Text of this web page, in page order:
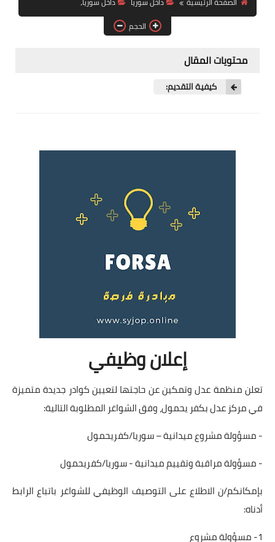
فرص عمل في العراق
فرص عمل في اليمن
الحجم
محتويات المقال
كيفية التقديم:
إعلان وظيفي
تعلن منظمة عدل وتمكين عن حاجتها لتعيين كوادر جديدة متميزة
في مركز عدل بكفر يحمول، وفق الشواغر المطلوبة التالية:
- مسؤولة مشروع ميدانية – سوريا/كفريحمول
- مسؤولة مراقبة وتقييم ميدانية - سوريا/كفريحمول
بإمكانكم/ن الاطلاع على التوصيف الوظيفي للشواغر باتباع الرابط
أدناه:
1- مسؤولة مشروع